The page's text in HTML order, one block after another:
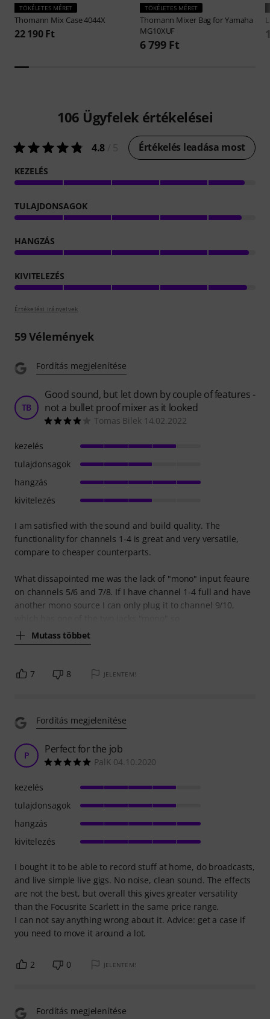
TÖKÉLETES MÉRET
Thomann Mix Case 4044X
22 190 Ft
TÖKÉLETES MÉRET
Thomann Mixer Bag for Yamaha
MG10XUF
6 799 Ft
106 Ügyfelek értékelései
4.8 Értékelés leadása most
KEZELÉS
TULAJDONSAGOK
HANGZÁS
KIVITELEZÉS
Értékelési irányelvek
59Vélemények
Fordítás megjelenítése
TB
Good sound, but let down by couple of features -
not a bullet proof mixer as it looked
Tomas Bilek 14.02.2022
I am satisfied with the sound and build quality. The
functionality for channels 1-4 is great and very versatile,
compare to cheaper counterparts.
What dissapointed me was the lack of "mono" input feaure
on channels 5/6 and 7/8. If I have channel 1-4 full and have
another mono source I can only plug it to channel 9/10,
Mutass többet
kezelés
tulajdonsagok
hangzás
kivitelezés
7 8 JELENTEM!
Fordítás megjelenítése
P Perfect for the job
PalK 04.10.2020
I bought it to be able to record stuff at home, do broadcasts,
and live simple live gigs. No noise, clean sound. The effects
are not the best, but overall this gives greater versatility
than the Focusrite Scarlett in the same price range.
I can not say anything wrong about it. Advice: get a case if
you need to move it around a lot.
kezelés
tulajdonsagok
hangzás
kivitelezés
2 0 JELENTEM!
Fordítás megjelenítése